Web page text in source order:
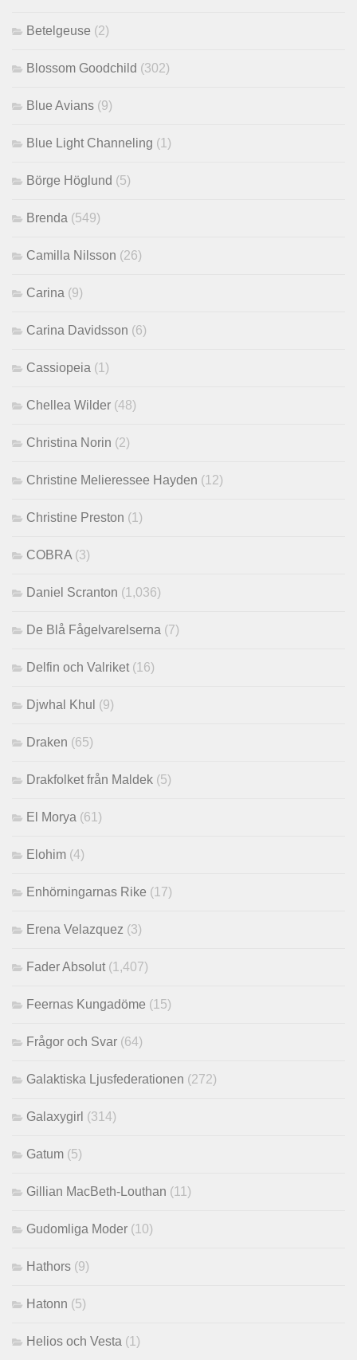
Betelgeuse (2)
Blossom Goodchild (302)
Blue Avians (9)
Blue Light Channeling (1)
Börge Höglund (5)
Brenda (549)
Camilla Nilsson (26)
Carina (9)
Carina Davidsson (6)
Cassiopeia (1)
Chellea Wilder (48)
Christina Norin (2)
Christine Melieressee Hayden (12)
Christine Preston (1)
COBRA (3)
Daniel Scranton (1,036)
De Blå Fågelvarelserna (7)
Delfin och Valriket (16)
Djwhal Khul (9)
Draken (65)
Drakfolket från Maldek (5)
El Morya (61)
Elohim (4)
Enhörningarnas Rike (17)
Erena Velazquez (3)
Fader Absolut (1,407)
Feernas Kungadöme (15)
Frågor och Svar (64)
Galaktiska Ljusfederationen (272)
Galaxygirl (314)
Gatum (5)
Gillian MacBeth-Louthan (11)
Gudomliga Moder (10)
Hathors (9)
Hatonn (5)
Helios och Vesta (1)